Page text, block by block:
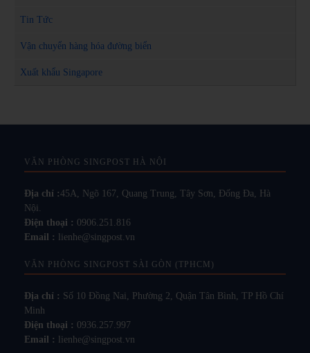
Tin Tức
Vận chuyển hàng hóa đường biển
Xuất khẩu Singapore
VĂN PHÒNG SINGPOST HÀ NỘI
Địa chỉ :45A, Ngõ 167, Quang Trung, Tây Sơn, Đống Đa, Hà
Nội.
Điện thoại : 0906.251.816
Email :
lienhe@singpost.vn
VĂN PHÒNG SINGPOST SÀI GÒN (TPHCM)
Địa chỉ : Số 10 Đồng Nai, Phường 2, Quận Tân Bình, TP Hồ Chí
Minh
Điện thoại : 0936.257.997
Email :
lienhe@singpost.vn